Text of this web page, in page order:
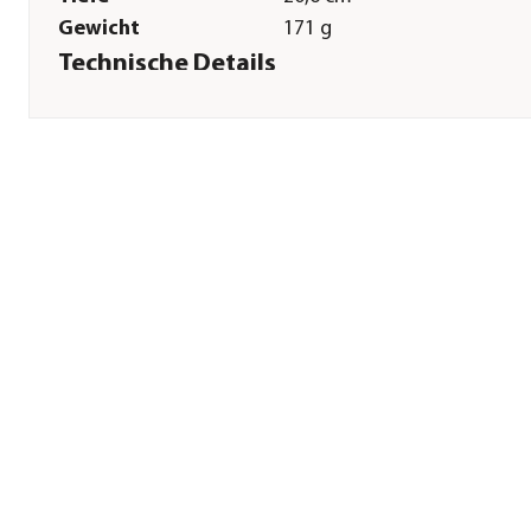
Gewicht
171 g
Technische Details